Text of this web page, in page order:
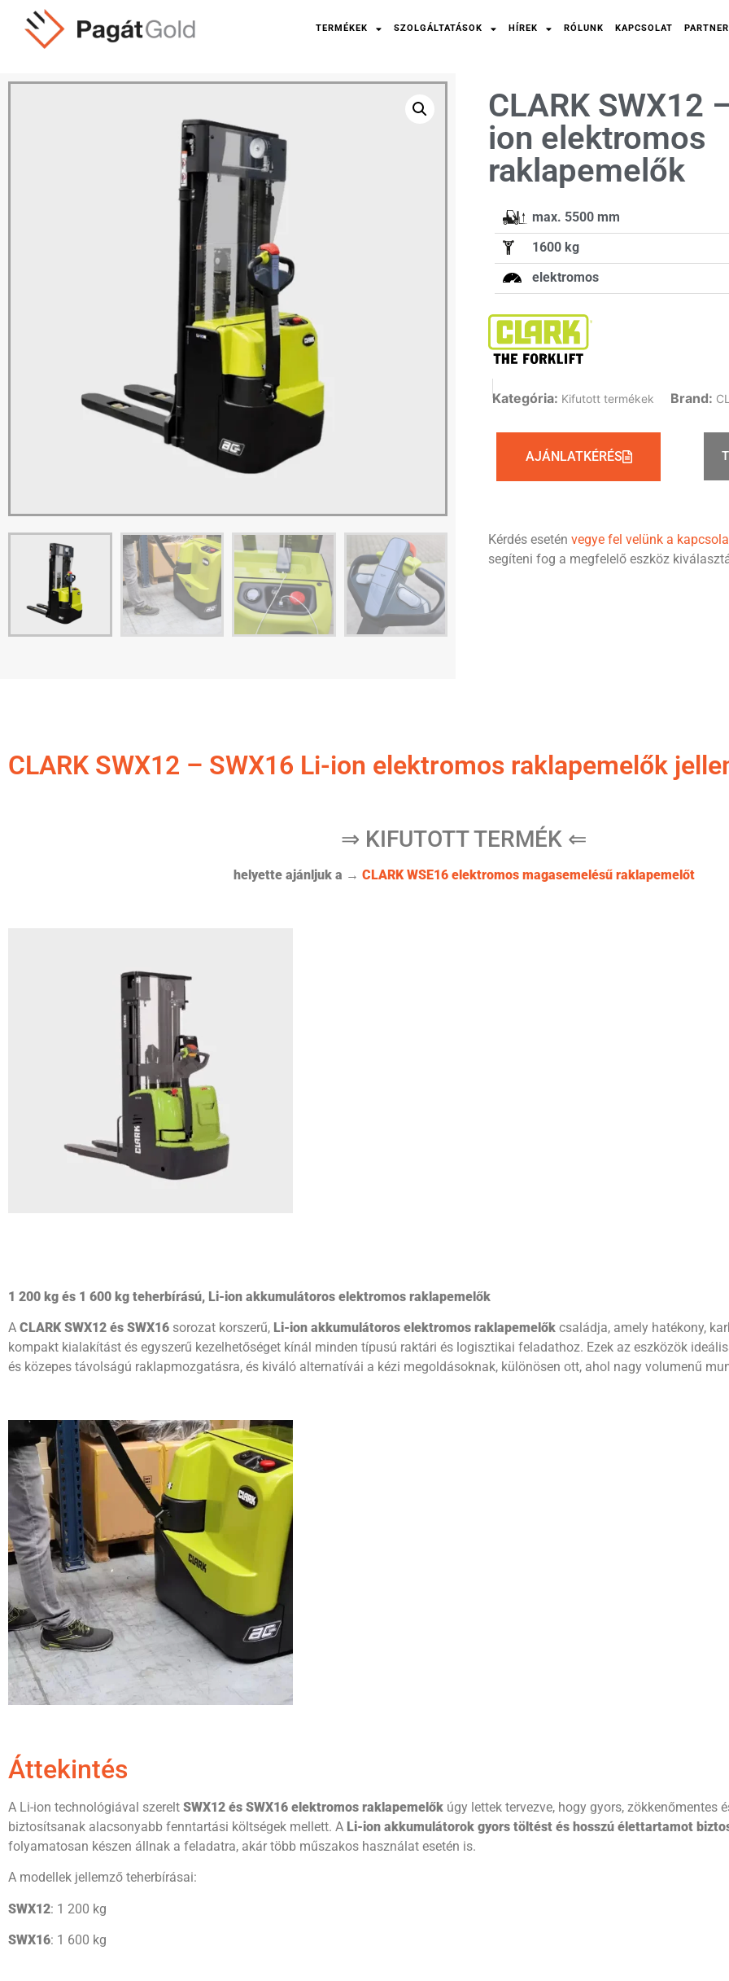
TERMÉKEK SZOLGÁLTATÁSOK HÍREK RÓLUNK KAPCSOLAT
CLARK SWX12
ion elektromos
raklapemelők
max. 5500 mm
1600 kg
elektromos
Kategória: Kifutott termékek Brand:
AJÁNLATKÉRÉS
Kérdés esetén vegye fel velünk a
segíteni fog a megfelelő eszköz
CLARK SWX12 – SWX16 Li-ion elektromos raklapemelők
⇒ KIFUTOTT TERMÉK ⇐
helyette ajánljuk a → CLARK WSE16 elektromos magasemelésű raklapemelőt
1 200 kg és 1 600 kg teherbírású, Li-ion akkumulátoros elektromos raklapemelők
A CLARK SWX12 és SWX16 sorozat korszerű, Li-ion akkumulátoros elektromos raklapemelők családja, amely hatékony,
kompakt kialakítást és egyszerű kezelhetőséget kínál minden típusú raktári és logisztikai feladathoz. Ezek az eszközök
és közepes távolságú raklapmozgatásra, és kiváló alternatívái a kézi megoldásoknak, különösen ott, ahol nagy volumenű
Áttekintés
A Li-ion technológiával szerelt SWX12 és SWX16 elektromos raklapemelők úgy lettek tervezve, hogy gyors, zökkenőmentes
biztosítsanak alacsonyabb fenntartási költségek mellett. A Li-ion akkumulátorok gyors töltést és hosszú élettartamot
folyamatosan készen állnak a feladatra, akár több műszakos használat esetén is.
A modellek jellemző teherbírásai:
SWX12: 1 200 kg
SWX16: 1 600 kg